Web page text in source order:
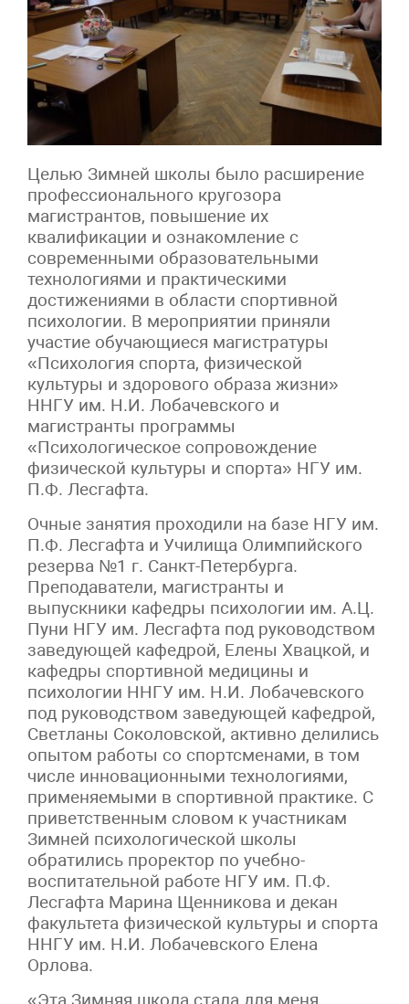
Целью Зимней школы было расширение
профессионального кругозора
магистрантов, повышение их
квалификации и ознакомление с
современными образовательными
технологиями и практическими
достижениями в области спортивной
психологии. В мероприятии приняли
участие обучающиеся магистратуры
«Психология спорта, физической
культуры и здорового образа жизни»
ННГУ им. Н.И. Лобачевского и
магистранты программы
«Психологическое сопровождение
физической культуры и спорта» НГУ им.
П.Ф. Лесгафта.
Очные занятия проходили на базе НГУ им.
П.Ф. Лесгафта и Училища Олимпийского
резерва №1 г. Санкт-Петербурга.
Преподаватели, магистранты и
выпускники кафедры психологии им. А.Ц.
Пуни НГУ им. Лесгафта под руководством
заведующей кафедрой, Елены Хвацкой, и
кафедры спортивной медицины и
психологии ННГУ им. Н.И. Лобачевского
под руководством заведующей кафедрой,
Светланы Соколовской, активно делились
опытом работы со спортсменами, в том
числе инновационными технологиями,
применяемыми в спортивной практике. С
приветственным словом к участникам
Зимней психологической школы
обратились проректор по учебно-
воспитательной работе НГУ им. П.Ф.
Лесгафта Марина Щенникова и декан
факультета физической культуры и спорта
ННГУ им. Н.И. Лобачевского Елена
Орлова.
«Эта Зимняя школа стала для меня